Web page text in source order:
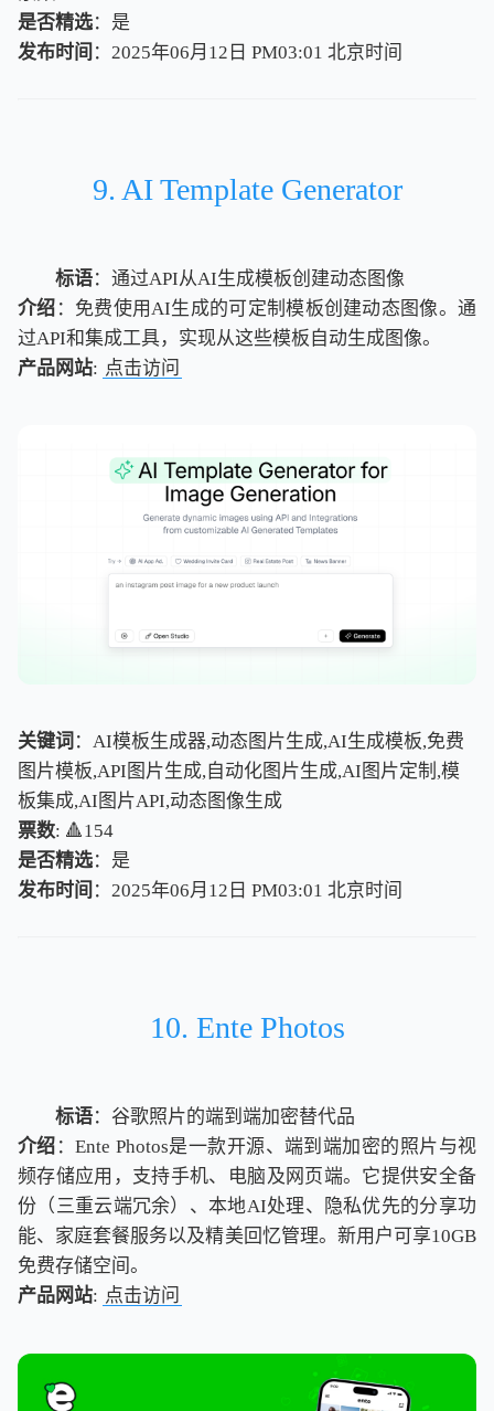
是否精选：是
发布时间 ：2025年06月12日 PM03:01 北京时间
北京时间
9. AI Template Generator
标语：通过API从AI生成模板创建动态图像
介绍 ：免费使用AI生成的可定制模板创建动态图像。通
过API和集成工具，实现从这些模板自动生成图像。
产品网站: 点击访问
关键词 ：AI模板生成器,动态图片生成,AI生成模板,免费
图片模板,API图片生成,自动化图片生成,AI图片定制,模
板集成,AI图片API,动态图像生成
票数: 🔺154
是否精选：是
发布时间 ：2025年06月12日 PM03:01 北京时间
北京时间
10. Ente Photos
标语：谷歌照片的端到端加密替代品
介绍 ：Ente Photos是一款开源、端到端加密的照片与视
频存储应用，支持手机、电脑及网页端。它提供安全备
份（三重云端冗余）、本地AI处理、隐私优先的分享功
能、家庭套餐服务以及精美回忆管理。新用户可享10GB
免费存储空间。
产品网站: 点击访问